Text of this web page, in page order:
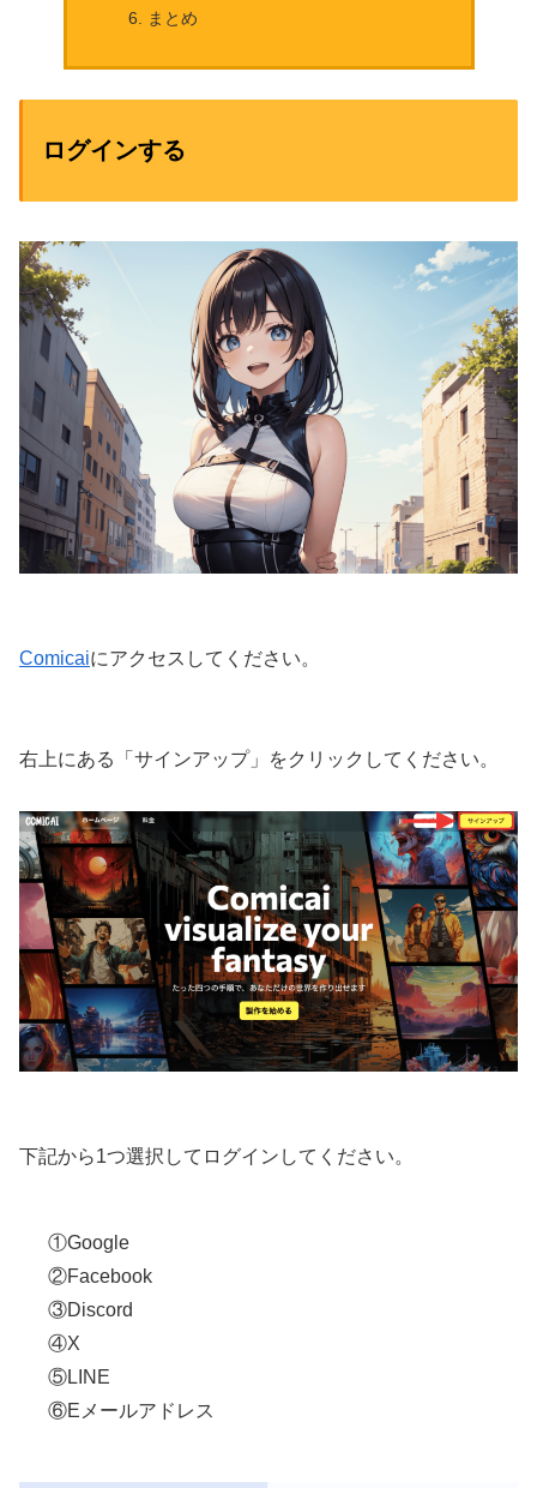
まとめ
ログインする
Comicaiにアクセスしてください。
右上にある「サインアップ」をクリックしてください。
下記から1つ選択してログインしてください。
①Google
②Facebook
③Discord
④X
⑤LINE
⑥Eメールアドレス